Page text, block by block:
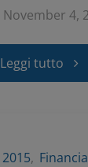
November 4,
Leggi tutto
2015,